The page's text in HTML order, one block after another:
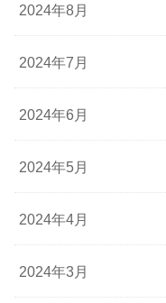
2024年8月
2024年7月
2024年6月
2024年5月
2024年4月
2024年3月